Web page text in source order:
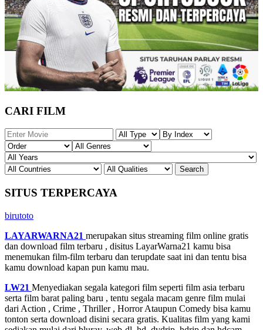
CARI FILM
SITUS TERPERCAYA
birutoto
LAYARWARNA21 merupakan situs streaming film online gratis
dan download film terbaru , disitus LayarWarna21 kamu bisa
menemukan film-film terbaru dan terupdate saat ini dan tentu bisa
kamu download kapan pun kamu mau.
LW21 Menyediakan segala kategori film seperti film asia terbaru
serta film barat paling baru , tentu segala macam genre film mulai
dari Action , Crime , Thriller , Horror Ataupun Comedy bisa kamu
tonton serta download disini secara gratis. Kualitas film yang kami